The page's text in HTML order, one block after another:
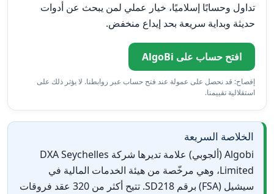
تداول وحسابًا إسلاميًا، خيار عملي لمن يبحث عن أدوات
حديثة وبداية سريعة بحد إيداع منخفض.
افتح حساب على AlgoBi
إفصاح: قد نحصل على عمولة عند فتح حساب عبر روابطنا. لا يؤثر ذلك على
استقلالية تقييمنا.
الخلاصة السريعة
Algobi (ألجوبي) علامة تديرها شركة DXA Seychelles
Limited، وهي مرخّصة من هيئة الخدمات المالية في
سيشيل (FSA) برقم SD218. تتيح أكثر من 320 عقد فروقات